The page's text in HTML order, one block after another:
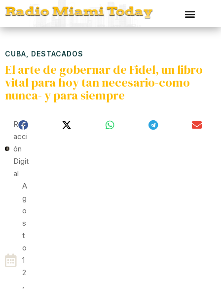
CUBA DESTACADOS
El arte de gobernar de Fidel, un libro
vital para hoy tan necesario-como
nunca- y para siempre
Red
Acci
Ón
Digit
Al
A
G
O
S
T
O
1
2
,